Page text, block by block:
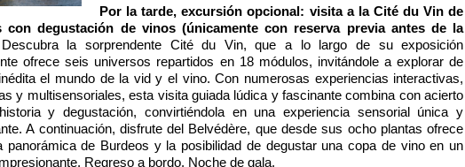
MS Cyrano de Bergerac
PUENTE INTERMEDIO 2 CAMAS
SEPARABLES CAT B
680€
Quedan 2 camarotes
Camarote amplio y cómodo
con cama grande separable,
baño (lavabo, ducha y aseo
secador, televisión, caja fuerte y
intermedio con ventanas correderas,
del paisaje.
Por la tarde, excursión opcional: visita a la Cité du Vin de
con degustación de vinos (únicamente con reserva previa antes de la
la sorprendente Cité du Vin, que a lo largo de su exposición
ofrece seis universos repartidos en 18 módulos, invitándole a explorar de
el mundo de la vid y el vino. Con numerosas experiencias interactivas,
y multisensoriales, esta visita guiada lúdica y fascinante combina con acierto
y degustación, convirtiéndola en una experiencia sensorial única y
A continuación, disfrute del Belvédère, que desde sus ocho plantas ofrece
panorámica de Burdeos y la posibilidad de degustar una copa de vino en un
Regreso a bordo. Noche de gala.